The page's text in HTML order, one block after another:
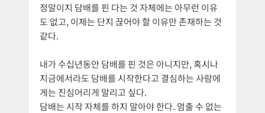
정말이지 담배를 핀 다는 것 자체에는 아무런 이유
도 없고, 이제는 단지 끊어야 할 이유만 존재하는 것
같다.
내가 수십년동안 담배를 핀 것은 아니지만, 혹시나
지금에서라도 담배를 시작한다고 결심하는 사람에
게는 진심어리게 말리고 싶다.
담배는 시작 자체를 하지 말아야 한다. 멈출 수 없는